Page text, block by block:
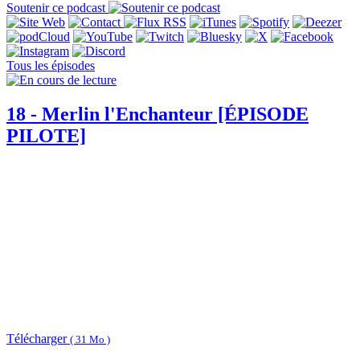
Soutenir ce podcast
Tous les épisodes
18 - Merlin l'Enchanteur [ÉPISODE
PILOTE]
Télécharger ( 31 Mo )